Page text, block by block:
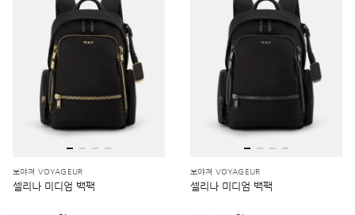
보야져 VOYAGEUR
셀리나 미디엄 백팩
보야져 VOYAGEUR
셀리나 미디엄 백팩